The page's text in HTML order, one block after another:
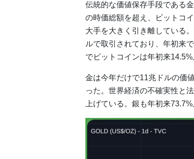
伝統的な価値保存手段である
の時価総額を超え、ビットコ
大手を大きく引き離している
ルで取引されており、年初来
でビットコインは年初来14.5%
金は今年だけで11兆ドルの価
った。世界経済の不確実性と
上げている。銀も年初来